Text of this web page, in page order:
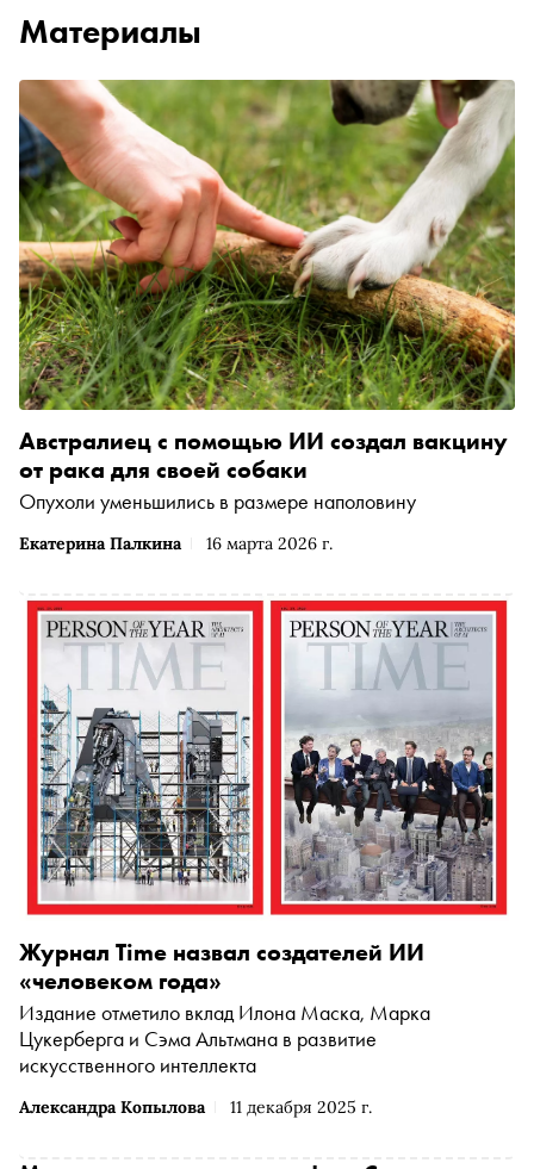
Материалы
Екатерина Палкина 16 марта 2026 г.
Австралиец с помощью ИИ создал вакцину
от рака для своей собаки
Опухоли уменьшились в размере наполовину
Александра Копылова 11 декабря 2025 г.
Журнал Time назвал создателей ИИ
«человеком года»
Издание отметило вклад Илона Маска, Марка
Цукерберга и Сэма Альтмана в развитие
искусственного интеллекта